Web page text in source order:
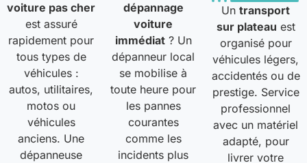
voiture pas cher
est assuré
rapidement pour
tous types de
véhicules :
autos, utilitaires,
motos ou
véhicules
anciens. Une
dépanneuse
dépannage
voiture
immédiat? Un
dépanneur local
se mobilise à
toute heure pour
les pannes
courantes
comme les
incidents plus
Untransport
sur plateau est
organisé pour
véhicules légers,
accidentés ou de
prestige. Service
professionnel
avec un matériel
adapté, pour
livrer votre